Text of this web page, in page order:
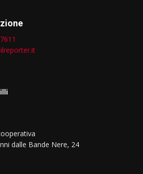
dalle Bande Nere, 24